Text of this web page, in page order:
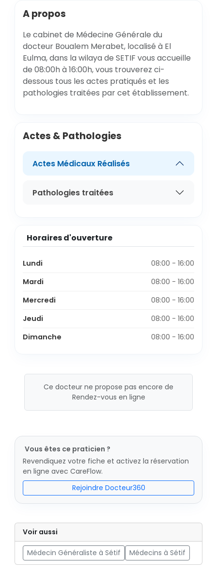
A propos
Le cabinet de Médecine Générale du
docteur Boualem Merabet, localisé à El
Eulma, dans la wilaya de SETIF vous accueille
de 08:00h à 16:00h, vous trouverez ci-
dessous tous les actes pratiqués et les
pathologies traitées par cet établissement.
Actes & Pathologies
Actes Médicaux Réalisés
Pathologies traitées
Horaires d'ouverture
Lundi
08:00 - 16:00
Mardi
08:00 - 16:00
Mercredi
08:00 - 16:00
Jeudi
08:00 - 16:00
Dimanche
08:00 - 16:00
Ce docteur ne propose pas encore de
Rendez-vous en ligne
Vous êtes ce praticien ?
Revendiquez votre fiche et activez la réservation
en ligne avec CareFlow.
Rejoindre Docteur360
Voir aussi
Médecin Généraliste à Sétif Médecins à Sétif